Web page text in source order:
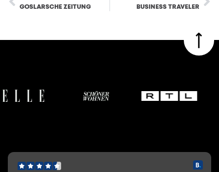
GOSLARSCHE ZEITUNG BUSINESS TRAVELER